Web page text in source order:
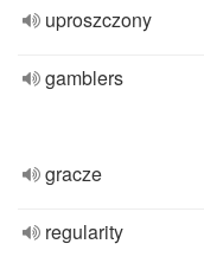
uproszczony
gamblers
gracze
regularity